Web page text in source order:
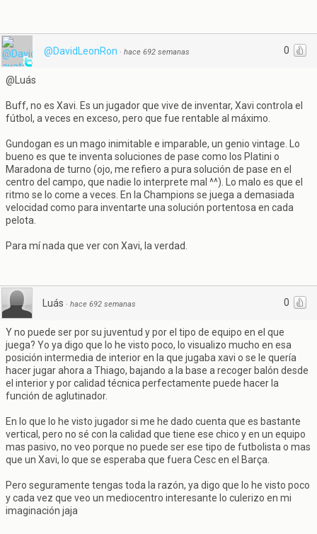
0
@DavidLeonRon · hace 692 semanas
@Luás
Buff, no es Xavi. Es un jugador que vive de inventar, Xavi controla el
fútbol, a veces en exceso, pero que fue rentable al máximo.
Gundogan es un mago inimitable e imparable, un genio vintage. Lo
bueno es que te inventa soluciones de pase como los Platini o
Maradona de turno (ojo, me refiero a pura solución de pase en el
centro del campo, que nadie lo interprete mal ^^). Lo malo es que el
ritmo se lo come a veces. En la Champions se juega a demasiada
velocidad como para inventarte una solución portentosa en cada
pelota.
Para mí nada que ver con Xavi, la verdad.
0
Luás · hace 692 semanas
Y no puede ser por su juventud y por el tipo de equipo en el que
juega? Yo ya digo que lo he visto poco, lo visualizo mucho en esa
posición intermedia de interior en la que jugaba xavi o se le quería
hacer jugar ahora a Thiago, bajando a la base a recoger balón desde
el interior y por calidad técnica perfectamente puede hacer la
función de aglutinador.
En lo que lo he visto jugador si me he dado cuenta que es bastante
vertical, pero no sé con la calidad que tiene ese chico y en un equipo
mas pasivo, no veo porque no puede ser ese tipo de futbolista o mas
que un Xavi, lo que se esperaba que fuera Cesc en el Barça.
Pero seguramente tengas toda la razón, ya digo que lo he visto poco
y cada vez que veo un mediocentro interesante lo culerizo en mi
imaginación jaja